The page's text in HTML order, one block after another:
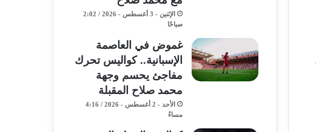
الإثنين - 3 أغسطس - 2026 / 2:02
صباحًا
غموض في العاصمة
الإسبانية.. كواليس تحرك
مفاجئ يحسم وجهة
محمد صلاح المقبلة
الأحد - 2 أغسطس - 2026 / 4:16
مساءً